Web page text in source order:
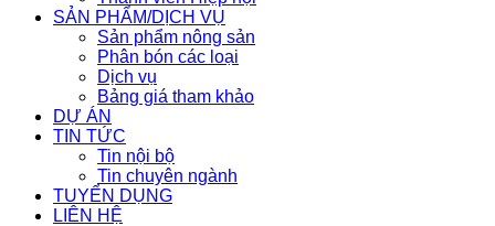
SẢN PHẨM/DỊCH VỤ
Sản phẩm nông sản
Phân bón các loại
Dịch vụ
Bảng giá tham khảo
DỰ ÁN
TIN TỨC
Tin nội bộ
Tin chuyên ngành
TUYỂN DỤNG
LIÊN HỆ